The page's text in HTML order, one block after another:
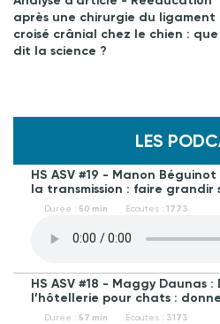
après une chirurgie du ligament
croisé crânial chez le chien : que
dit la science ?
LES
HS ASV #19 - Manon
la transmission : faire grandir
Durée : 50 min Écoutes : 1773
HS ASV #18 - Maggy Daunas
l’hôtellerie pour chats :
Durée : 57 min Écoutes : 3173